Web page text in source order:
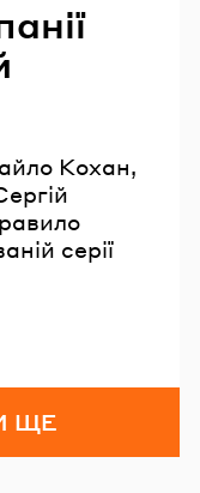
Кохан,
серії
ЩЕ